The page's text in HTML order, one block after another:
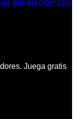
generación con
Juega gratis